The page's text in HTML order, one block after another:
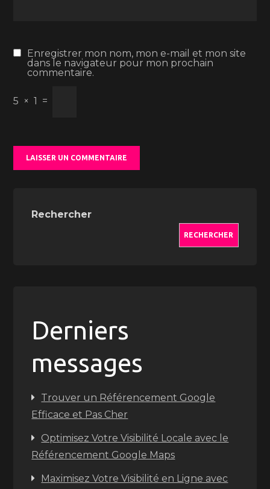
Enregistrer mon nom, mon e-mail et mon site
dans le navigateur pour mon prochain
commentaire.
5 × 1 =
Rechercher
RECHERCHER
Derniers
messages
Trouver un Référencement Google
Efficace et Pas Cher
Optimisez Votre Visibilité Locale avec le
Référencement Google Maps
Maximisez Votre Visibilité en Ligne avec